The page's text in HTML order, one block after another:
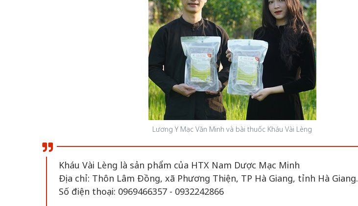
Lương Y Mạc Văn Minh và bài thuốc Kháu Vài Lèng
Kháu Vài Lèng là sản phẩm của HTX Nam Dược Mạc Minh
Địa chỉ: Thôn Lâm Đồng, xã Phương Thiện, TP Hà Giang, tỉnh Hà Giang.
Số điện thoại: 0969466357 - 0932242866